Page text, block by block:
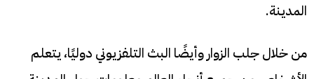
المدينة.
من خلال جلب الزوار وأيضًا البث التلفزيوني دوليًا، يتعلم